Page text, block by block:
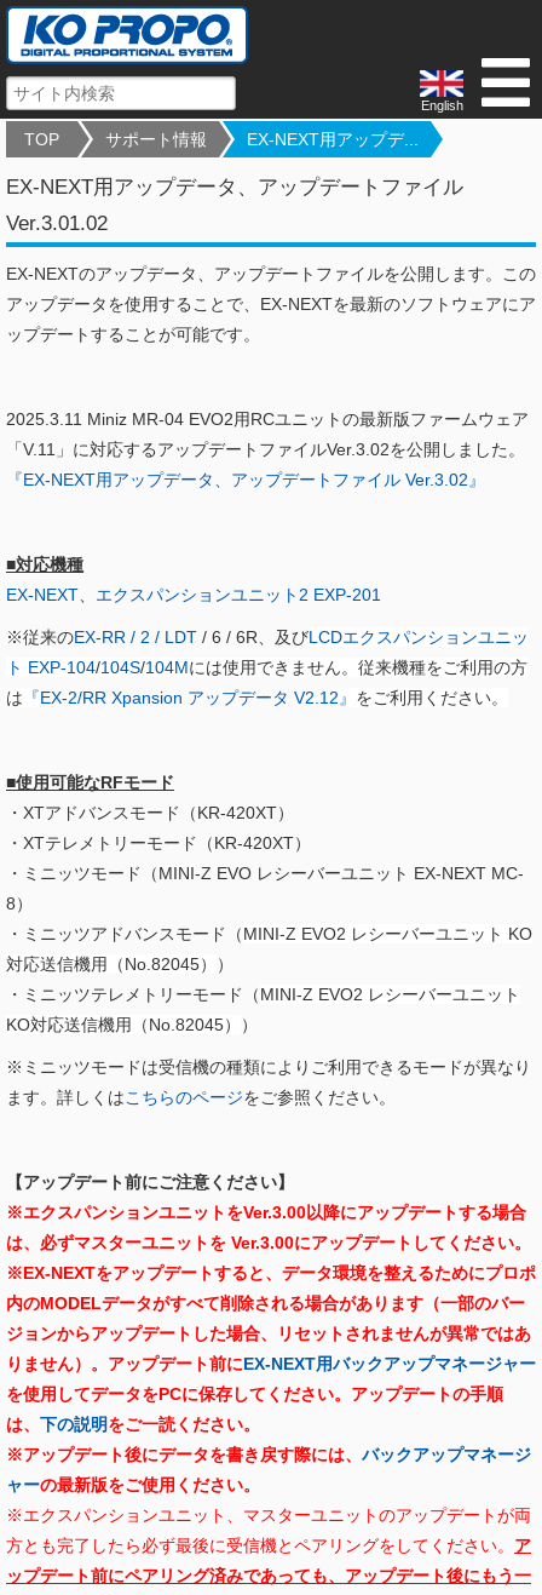
English
TOP サポート情報 EX-NEXT用アップデ...
EX-NEXT用アップデータ、アップデートファイル
Ver.3.01.02
EX-NEXTのアップデータ、アップデートファイルを公開します。この
アップデータを使用することで、EX-NEXTを最新のソフトウェアにア
ップデートすることが可能です。
2025.3.11 Miniz MR-04 EVO2用RCユニットの最新版ファームウェア
「V.11」に対応するアップデートファイルVer.3.02を公開しました。
『EX-NEXT用アップデータ、アップデートファイル Ver.3.02』
■対応機種
EX-NEXT
エクスパンションユニット2 EXP-201
※従来のEX-RR / 2 / LDT / 6 / 6R、及びLCDエクスパンションユニッ
ト EXP-104/104S/104Mには使用できません。従来機種をご利用の方
は 『EX-2/RR Xpansion アップデータ V2.12​ 』 をご利用ください。
■使用可能なRFモード
・XTアドバンスモード（KR-420XT）
・XTテレメトリーモード（KR-420XT）
・ミニッツモード（MINI-Z EVO レシーバーユニット EX-NEXT MC-
8）
・ミニッツアドバンスモード（MINI-Z EVO2 レシーバーユニット KO
対応送信機用（No.82045）
）
・ミニッツテレメトリーモード（MINI-Z EVO2 レシーバーユニット
KO対応送信機用（No.82045）
）
※ミニッツモードは受信機の種類によりご利用できるモードが異なり
ます。詳しくはこちらのページをご参照ください。
【アップデート前にご注意ください】
※エクスパンションユニットをVer.3.00以降にアップデートする場合
は、必ずマスターユニットを Ver.3.00にアップデートしてください。
※EX-NEXTをアップデートすると、データ環境を整えるためにプロポ
内のMODELデータがすべて削除される場合があります（一部のバー
ジョンからアップデートした場合、リセットされませんが異常ではあ
りません）。アップデート前にEX-NEXT用バックアップマネージャー
を使用してデータをPCに保存してください。 アップデートの手順
は、 下の説明をご一読ください。
※アップデート後にデータを書き戻す際には、 バックアップマネージ
ャーの最新版をご使用ください。
※エクスパンションユニット、マスターユニットのアップデートが両
方とも完了したら必ず最後に受信機とペアリングをしてください。 ア
ップデート前にペアリング済みであっても、アップデート後にもう一